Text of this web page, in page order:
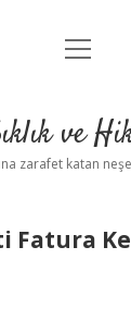
Anasayfa
Yasal Uyarı
menüyü
ve
zarafet katan
Fatura